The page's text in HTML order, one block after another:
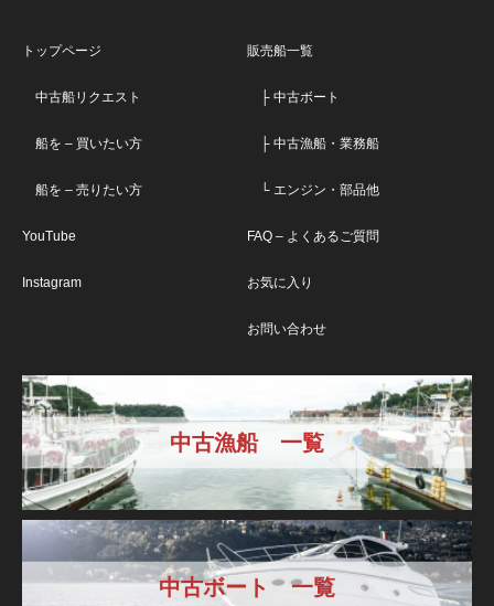
トップページ
中古船リクエスト
船を – 買いたい方
船を – 売りたい方
YouTube
Instagram
販売船一覧
├ 中古ボート
├ 中古漁船・業務船
└ エンジン・部品他
FAQ – よくあるご質問
お気に入り
お問い合わせ
中古漁船 一覧
中古ボート 一覧